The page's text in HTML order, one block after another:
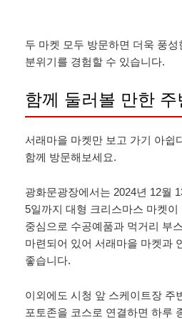
두 마켓 모두 방문하면 더욱 풍
분위기를 경험할 수 있습니다.
함께 둘러볼 만한 주
서래마을 마켓만 보고 가기 아쉽
함께 방문해보세요.
광화문광장에서는 2024년 12월
5일까지 대형 크리스마스 마켓
중심으로 수공예품과 먹거리 부
마련되어 있어 서래마을 마켓과
좋습니다.
이외에도 시청 앞 스케이트장 주
포토존을 코스로 연결하면 하루